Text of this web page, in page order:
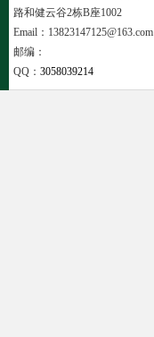
路和健云谷2栋B座1002
Email：13823147125@163.com
邮编：
QQ： 3058039214